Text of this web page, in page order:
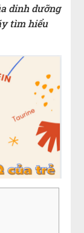
dinh dưỡng
tìm hiểu